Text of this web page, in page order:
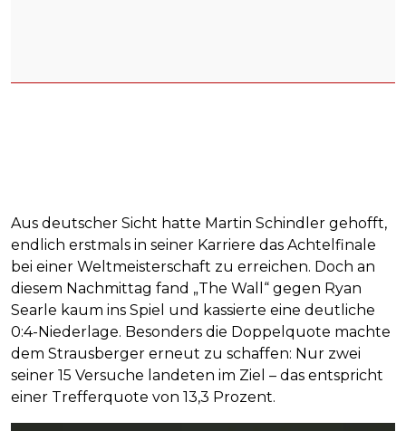
Aus deutscher Sicht hatte Martin Schindler gehofft,
endlich erstmals in seiner Karriere das Achtelfinale
bei einer Weltmeisterschaft zu erreichen. Doch an
diesem Nachmittag fand „The Wall“ gegen Ryan
Searle kaum ins Spiel und kassierte eine deutliche
0:4-Niederlage. Besonders die Doppelquote machte
dem Strausberger erneut zu schaffen: Nur zwei
seiner 15 Versuche landeten im Ziel – das entspricht
einer Trefferquote von 13,3 Prozent.